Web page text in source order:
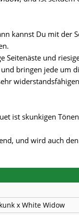
Gardener
Mandala
Ministry of
kannst Du mit der
Seitenäste und
bringen jede um
ist skunkigen
und wird auch
x White Widow